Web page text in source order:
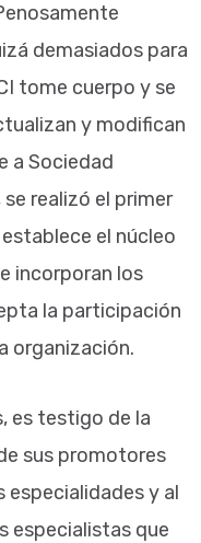
demasiados para
tome cuerpo y se
y modifican
a Sociedad
realizó el primer
el núcleo
incorporan los
la participación
organización.
es testigo de la
sus promotores
especialidades y al
especialistas que